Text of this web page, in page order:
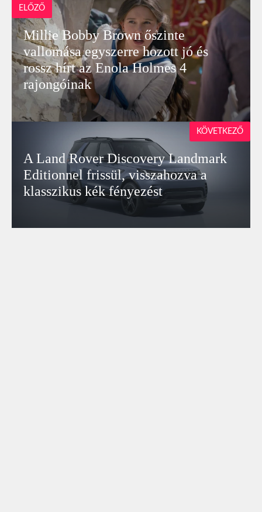
ELŐZŐ
Millie Bobby Brown őszinte
vallomása egyszerre hozott jó és
rossz hírt az Enola Holmes 4
rajongóinak
A Land Rover Discovery Landmark
Editionnel frissül, visszahozva a
klasszikus kék fényezést
KÖVETKEZŐ